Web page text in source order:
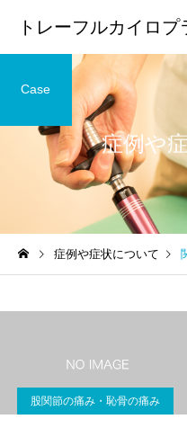
トレーフルカイロプ
頭痛
手や腕の痛み・
足の痛み
足底筋膜炎・足底腱膜
症例や
Case
症例や症状について
股関節の痛み・恥骨の痛み